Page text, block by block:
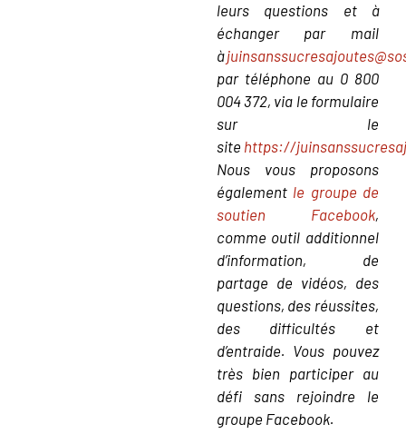
leurs questions et à
échanger par mail
à
par téléphone au 0 800
004 372, via le formulaire
sur le
site https://
Nous vous proposons
également le groupe de
soutien Facebook,
comme outil additionnel
d’information, de
partage de vidéos, des
questions, des réussites,
des difficultés et
d’entraide. Vous pouvez
très bien participer au
défi sans rejoindre le
groupe Facebook.